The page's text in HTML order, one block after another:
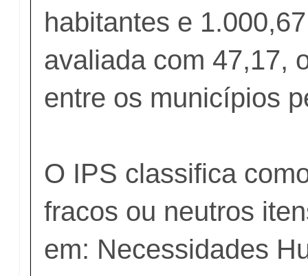
habitantes e
avaliada com 47,17,
entre os municípios
O IPS classifica
fracos ou neutros
em: Necessidades